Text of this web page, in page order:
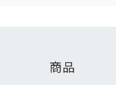
商品